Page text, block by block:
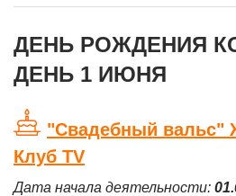
ДЕНЬ РОЖДЕНИЯ
ДЕНЬ 1 ИЮНЯ
"Свадебный вальс"
Клуб TV
Дата начала деятельности: